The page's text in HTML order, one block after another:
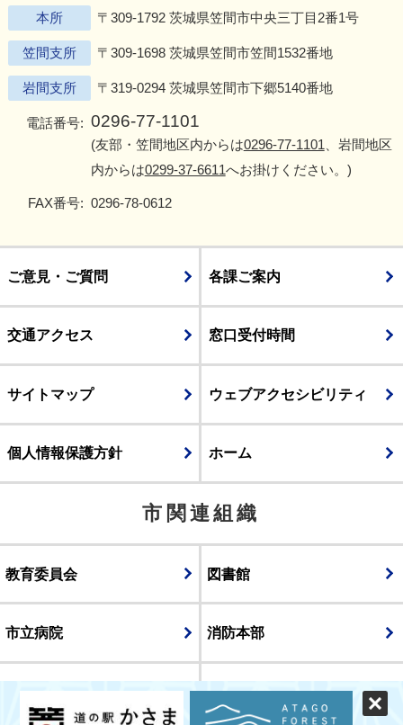
本所 〒309-1792 茨城県笠間市中央三丁目2番1号
笠間支所 〒309-1698 茨城県笠間市笠間1532番地
岩間支所 〒319-0294 茨城県笠間市下郷5140番地
電話番号: 0296-77-1101
(友部・笠間地区内からは0296-77-1101 、岩間地区
内からは0299-37-6611へお掛けください。)
FAX番号: 0296-78-0612
ご意見・ご質問 各課ご案内
交通アクセス 窓口受付時間
サイトマップ ウェブアクセシビリティ
個人情報保護方針 ホーム
市関連組織
教育委員会 図書館
市立病院 消防本部
議会